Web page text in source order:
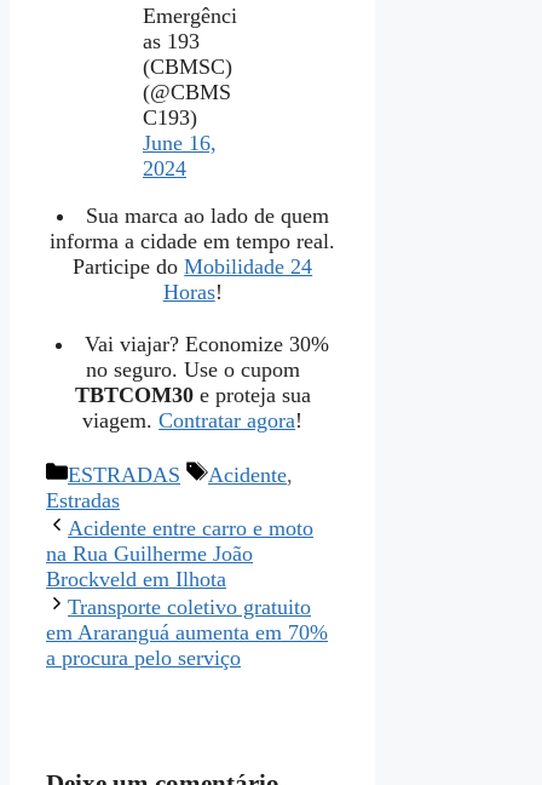
Emergênci
as 193
(CBMSC)
(@CBMS
C193)
June 16,
2024
Sua marca ao lado de quem
informa a cidade em tempo real.
Participe doMobilidade 24
Horas!
Vai viajar? Economize 30%
no seguro. Use o cupom
TBTCOM30e proteja sua
viagem.Contratar agora!
Categorias
ESTRADAS Tags
Acidente,
Estradas
Acidente entre carro e moto
na Rua Guilherme João
Brockveld em Ilhota
Transporte coletivo gratuito
em Araranguá aumenta em 70%
a procura pelo serviço